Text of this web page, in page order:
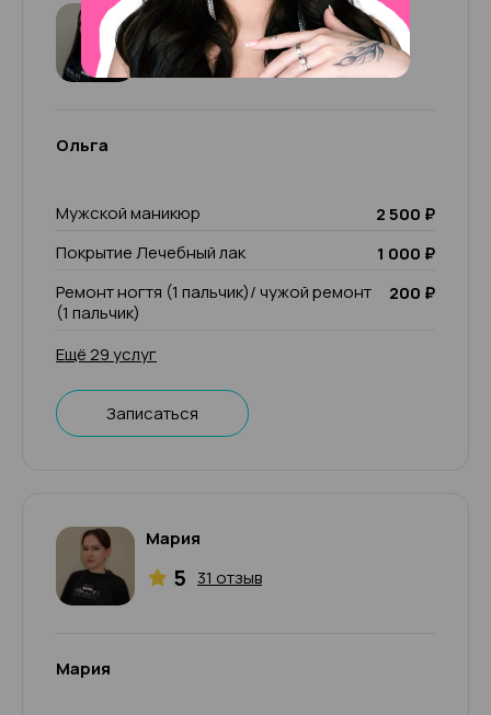
Ольга
4.87 53 отзыва
Ольга
Мужской маникюр
2 500 ₽
Покрытие Лечебный лак
1 000 ₽
Ремонт ногтя (1 пальчик)/ чужой ремонт
(1 пальчик)
200 ₽
Ещё 29 услуг
Записаться
Мария
5 31 отзыв
Мария